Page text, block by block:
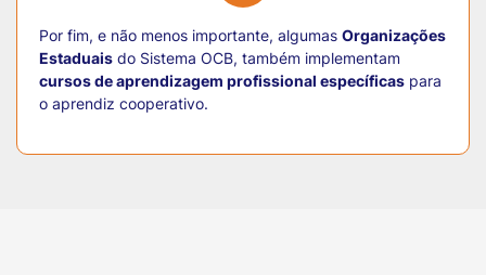
Por fim, e não menos importante, algumas Organizações
Estaduais do Sistema OCB, também implementam
cursos de aprendizagem profissional específicas para
o aprendiz cooperativo.